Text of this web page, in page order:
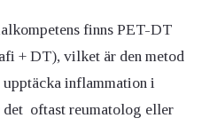
finns PET-DT
+ DT), vilket är den metod
inflammation i
oftast reumatolog eller